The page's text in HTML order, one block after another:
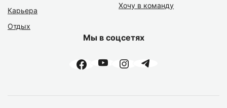
Карьера
Отдых
Хочу в команду
Мы в соцсетях